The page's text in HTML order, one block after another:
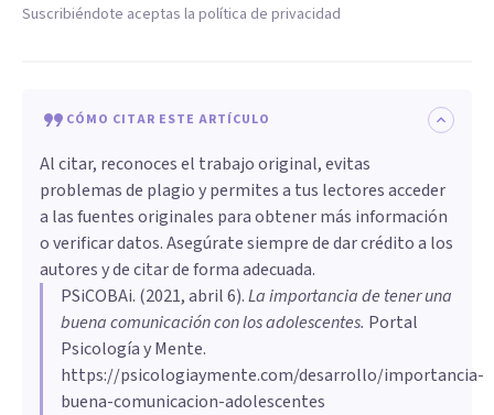
Suscribiéndote aceptas la política de privacidad
CÓMO CITAR ESTE ARTÍCULO
Al citar, reconoces el trabajo original, evitas
problemas de plagio y permites a tus lectores acceder
a las fuentes originales para obtener más información
o verificar datos. Asegúrate siempre de dar crédito a los
autores y de citar de forma adecuada.
PSiCOBAi. (2021, abril 6).La importancia de tener una
buena comunicación con los adolescentes. Portal
Psicología y Mente.
https://psicologiaymente.com/desarrollo/importancia-
buena-comunicacion-adolescentes